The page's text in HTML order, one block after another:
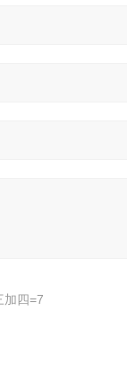
加四=7